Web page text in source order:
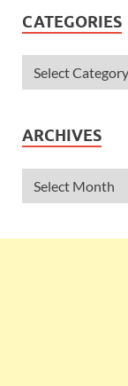
CATEGORIES
ARCHIVES